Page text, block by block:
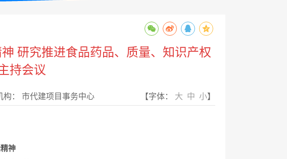
研究推进食品药品、质量、知识产权
持会议
构： 市代建项目事务中心 【字体： 大 中 小】
神